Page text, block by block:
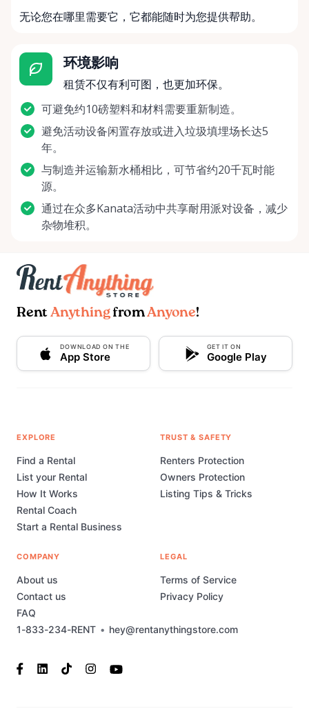
无论您在哪里需要它，它都能随时为您提供帮助。
环境影响
租赁不仅有利可图，也更加环保。
可避免约10磅塑料和材料需要重新制造。
避免活动设备闲置存放或进入垃圾填埋场长达5
年。
与制造并运输新水桶相比，可节省约20千瓦时能
源。
通过在众多Kanata活动中共享耐用派对设备，减少
杂物堆积。
Rent AnythingfromAnyone!
DOWNLOAD ON THE
App Store
GET IT ON
Google Play
1-833-234-RENT • hey@rentanythingstore.com
EXPLORE
Find a Rental
List your Rental
How It Works
Rental Coach
Start a Rental Business
TRUST & SAFETY
Renters Protection
Owners Protection
Listing Tips & Tricks
COMPANY
About us
Contact us
FAQ
LEGAL
Terms of Service
Privacy Policy